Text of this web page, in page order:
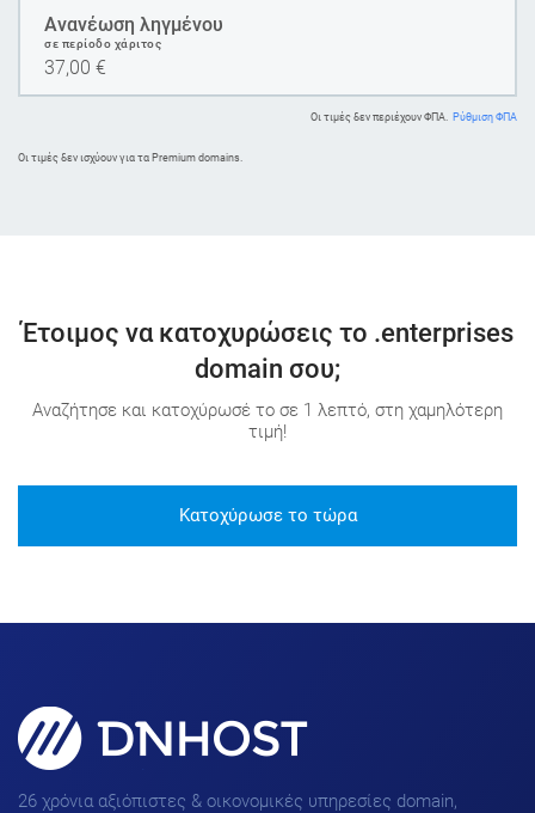
Ανανέωση ληγμένου
σε περίοδο χάριτος
37,00 €
Οι τιμές δεν περιέχουν ΦΠΑ. Ρύθμιση ΦΠΑ
Oι τιμές δεν ισχύουν για τα Premium domains.
Έτοιμος να κατοχυρώσεις το .enterprises
domain σου;
Αναζήτησε και κατοχύρωσέ το σε 1 λεπτό, στη χαμηλότερη
τιμή!
Κατοχύρωσε το τώρα
Domains, Hosting & SSL για
πετυχημένα Websites!
26 χρόνια αξιόπιστες & οικονομικές υπηρεσίες domain,